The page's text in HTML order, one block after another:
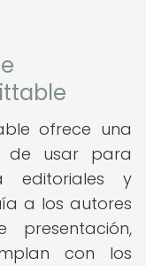
ofrece una
de usar para
editoriales y
a los autores
con los